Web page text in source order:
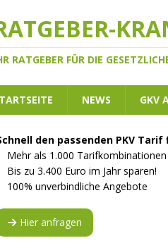
RATGEBER FÜR DIE
NEWS GKV
den passenden PKV Tarif
Mehr als 1.000
Bis zu 3.400 Euro im Jahr sparen!
100% unverbindliche Angebote
Hier anfragen